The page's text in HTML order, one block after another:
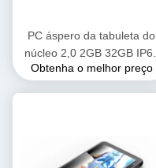
PC áspero da tabuleta do
núcleo 2,0 2GB 32GB IP65
do quadrilátero de 8inch
Obtenha o melhor preço